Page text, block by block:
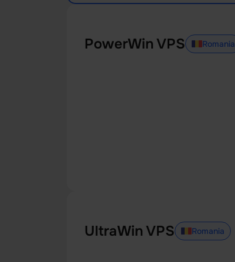
PowerWin VPS Romania
UltraWin VPS Romania